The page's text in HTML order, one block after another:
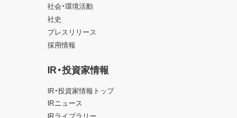
社会・環境活動
社史
プレスリリース
採用情報
IR・投資家情報
IR・投資家情報トップ
IRニュース
IRライブラリー